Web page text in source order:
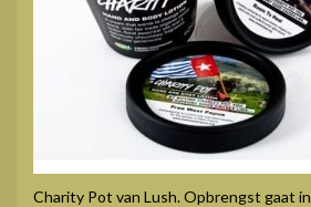
Charity Pot van Lush. Opbrengst gaat in